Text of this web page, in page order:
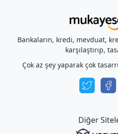
Bankaların, kredi, mevduat,
karşılaştırıp,
Çok az şey yaparak çok
Diğer